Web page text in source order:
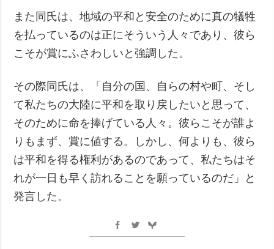
また同氏は、地域の平和と安全のために真の犠牲
を払っているのは正にそういう人々であり、彼ら
こそが賞にふさわしいと強調した。
その際同氏は、「自分の国、自らの村や町、そし
て私たちの大陸に平和を取り戻したいと思って、
そのために命を捧げている人々。彼らこそが誰よ
りもまず、賞に値する。しかし、何よりも、彼ら
は平和を得る権利があるのであって、私たちはそ
れが一日も早く訪れることを願っているのだ」と
発言した。